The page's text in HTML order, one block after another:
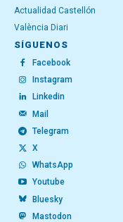
Actualidad Castellón
València Diari
SÍGUENOS
Facebook
Instagram
Linkedin
Mail
Telegram
X
WhatsApp
Youtube
Bluesky
Mastodon